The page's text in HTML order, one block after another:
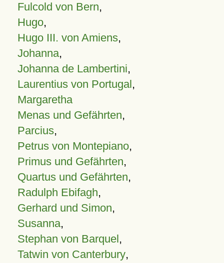
Fulcold von Bern,
Hugo,
Hugo III. von Amiens,
Johanna,
Johanna de Lambertini,
Laurentius von Portugal,
Margaretha
Menas und Gefährten,
Parcius,
Petrus von Montepiano,
Primus und Gefährten,
Quartus und Gefährten,
Radulph Ebifagh,
Gerhard und Simon,
Susanna,
Stephan von Barquel,
Tatwin von Canterbury,